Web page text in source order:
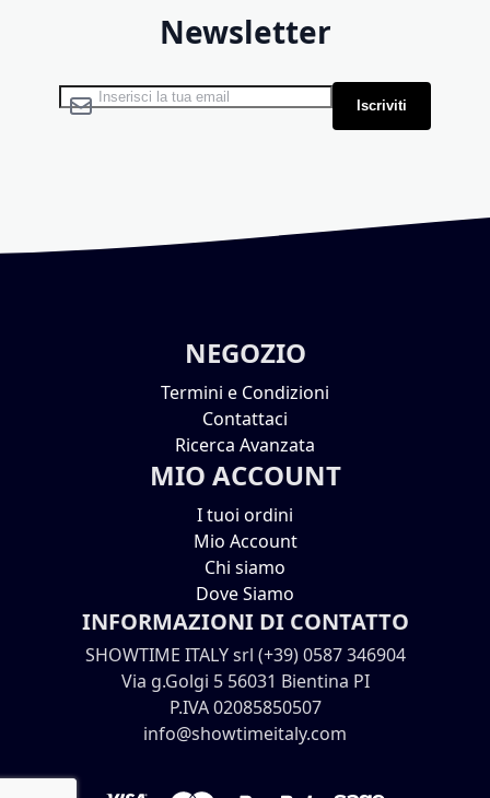
Newsletter
Iscriviti alla nostra Newsletter: Iscriviti
NEGOZIO
Termini e Condizioni
Contattaci
Ricerca Avanzata
MIO ACCOUNT
I tuoi ordini
Mio Account
Chi siamo
Dove Siamo
INFORMAZIONI DI CONTATTO
SHOWTIME ITALY srl (+39) 0587 346904
Via g.Golgi 5 56031 Bientina PI
P.IVA 02085850507
info@showtimeitaly.com